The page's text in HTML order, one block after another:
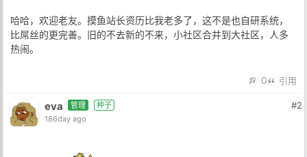
哈哈，欢迎老友。摸鱼站长资历比我老多了，这不是也自研系统，
比屌丝的更完善。旧的不去新的不来，小社区合并到大社区，人多
热闹。
0 引用
eva 管理
种子
186day ago
#2